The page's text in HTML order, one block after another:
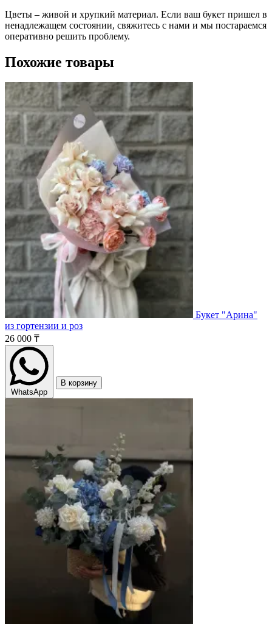
Цветы – живой и хрупкий материал. Если ваш букет пришел в
ненадлежащем состоянии, свяжитесь с нами и мы постараемся
оперативно решить проблему.
Похожие товары
Букет "Арина"
из гортензии и роз
26 000 ₸
WhatsApp
В корзину